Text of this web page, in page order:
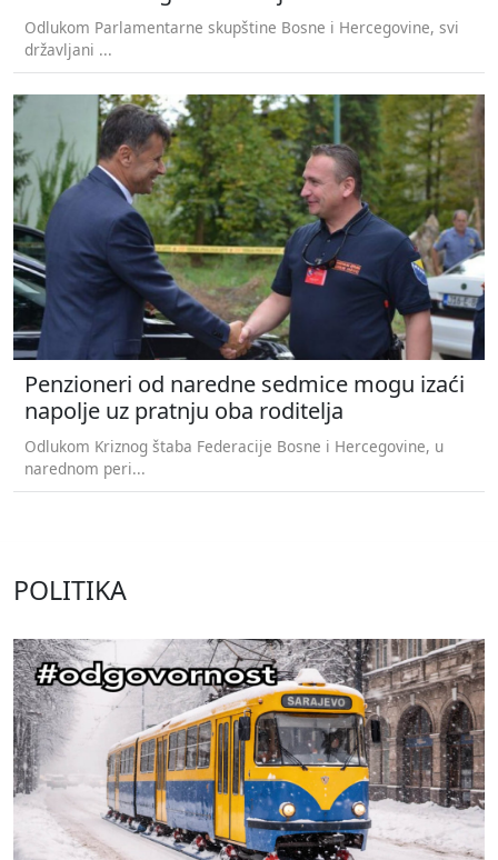
Odlukom Parlamentarne skupštine Bosne i Hercegovine, svi
državljani ...
Penzioneri od naredne sedmice mogu izaći
napolje uz pratnju oba roditelja
Odlukom Kriznog štaba Federacije Bosne i Hercegovine, u
narednom peri...
POLITIKA